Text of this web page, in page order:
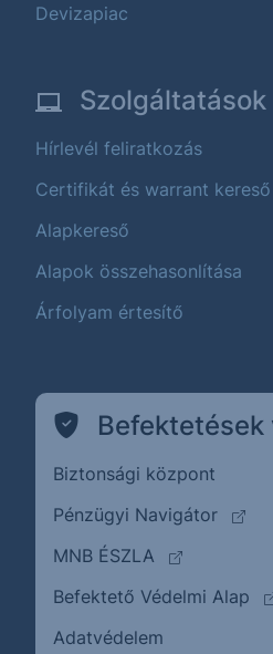
Devizapiac
Szolgáltatások
Hírlevél feliratkozás
Certifikát és warrant kereső
Alapkereső
Alapok összehasonlítása
Árfolyam értesítő
Befektetések
Biztonsági központ
Pénzügyi Navigátor
MNB ÉSZLA
(külső
Befektető Védelmi Alap
Adatvédelem